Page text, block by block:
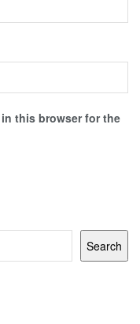
this browser for the
Search